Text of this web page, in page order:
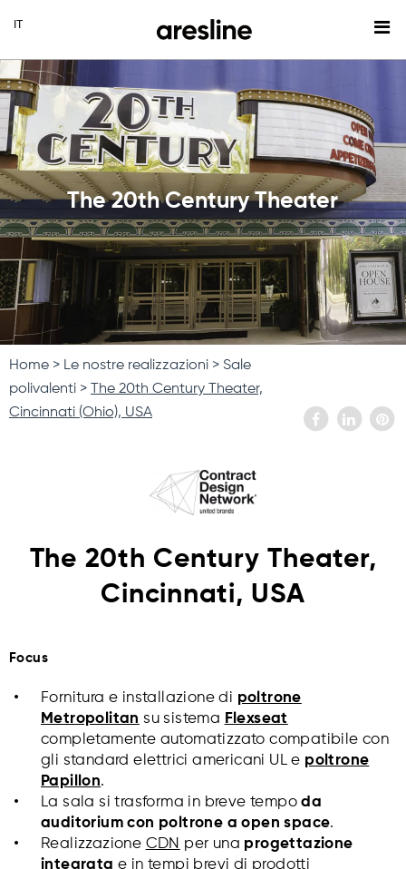
The 20th Century Theater
Home Le nostre realizzazioni
Sale
polivalenti
The 20th Century Theater,
Cincinnati (Ohio), USA
The 20th Century Theater,
Cincinnati, USA
Focus
Fornitura e installazione di poltrone
Metropolitan su sistema Flexseat
completamente automatizzato compatibile con
gli standard elettrici americani UL e poltrone
Papillon.
La sala si trasforma in breve tempoda
auditorium con poltrone a open space.
Realizzazione CDN per una progettazione
integrata e in tempi brevi di prodotti